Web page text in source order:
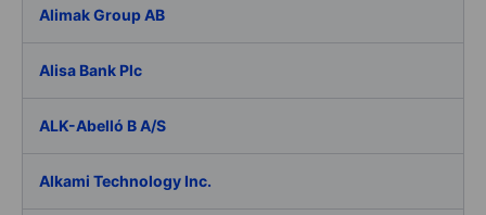
Alimak Group AB
Alisa Bank Plc
ALK-Abelló B A/S
Alkami Technology Inc.